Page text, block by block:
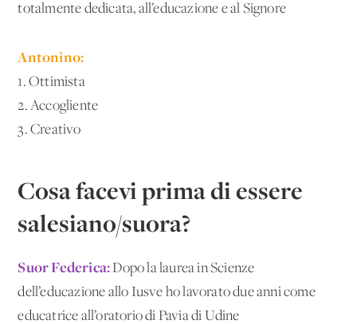
totalmente dedicata, all’educazione e al Signore
Antonino:
1. Ottimista
2. Accogliente
3. Creativo
Cosa facevi prima di essere
salesiano/suora?
Suor Federica:Dopo la laurea in Scienze
dell’educazione allo Iusve ho lavorato due anni come
educatrice all’oratorio di Pavia di Udine